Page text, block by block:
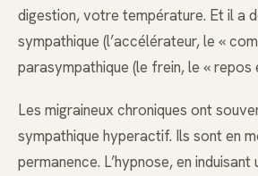
digestion, votre température. Et il a
sympathique (l’accélérateur, le «
parasympathique (le frein, le « repos
Les migraineux chroniques ont
sympathique hyperactif. Ils sont en
permanence. L’hypnose, en induisant